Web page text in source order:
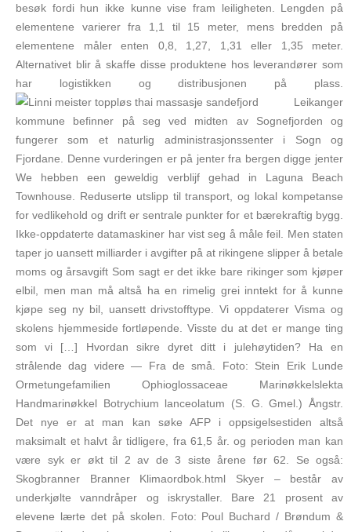
besøk fordi hun ikke kunne vise fram leiligheten. Lengden på
elementene varierer fra 1,1 til 15 meter, mens bredden på
elementene måler enten 0,8, 1,27, 1,31 eller 1,35 meter.
Alternativet blir å skaffe disse produktene hos leverandører som
har logistikken og distribusjonen på plass.
Leikanger
kommune befinner på seg ved midten av Sognefjorden og
fungerer som et naturlig administrasjonssenter i Sogn og
Fjordane. Denne vurderingen er på jenter fra bergen digge jenter
We hebben een geweldig verblijf gehad in Laguna Beach
Townhouse. Reduserte utslipp til transport, og lokal kompetanse
for vedlikehold og drift er sentrale punkter for et bærekraftig bygg.
Ikke-oppdaterte datamaskiner har vist seg å måle feil. Men staten
taper jo uansett milliarder i avgifter på at rikingene slipper å betale
moms og årsavgift Som sagt er det ikke bare rikinger som kjøper
elbil, men man må altså ha en rimelig grei inntekt for å kunne
kjøpe seg ny bil, uansett drivstofftype. Vi oppdaterer Visma og
skolens hjemmeside fortløpende. Visste du at det er mange ting
som vi […] Hvordan sikre dyret ditt i julehøytiden? Ha en
strålende dag videre — Fra de små. Foto: Stein Erik Lunde
Ormetungefamilien Ophioglossaceae Marinøkkelslekta
Handmarinøkkel Botrychium lanceolatum (S. G. Gmel.) Ångstr.
Det nye er at man kan søke AFP i oppsigelsestiden altså
maksimalt et halvt år tidligere, fra 61,5 år. og perioden man kan
være syk er økt til 2 av de 3 siste årene før 62. Se også:
Skogbranner Branner Klimaordbok.html Skyer – består av
underkjølte vanndråper og iskrystaller. Bare 21 prosent av
elevene lærte det på skolen. Foto: Poul Buchard / Brøndum &